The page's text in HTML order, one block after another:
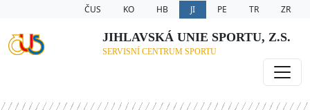
ČUS KO HB JI PE TR ZR
JIHLAVSKÁ UNIE SPORTU, Z.S.
SERVISNÍ CENTRUM SPORTU